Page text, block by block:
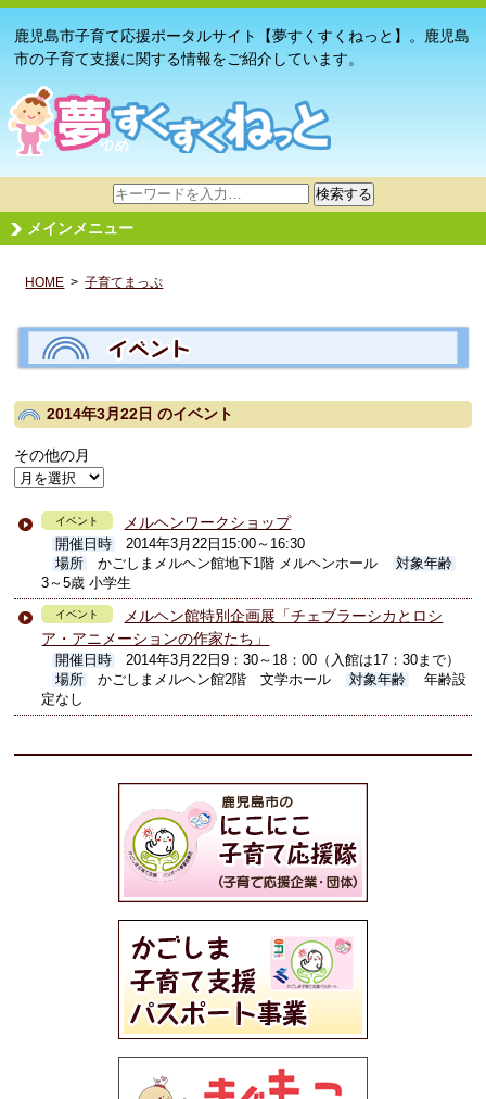
鹿児島市子育て応援ポータルサイト【夢すくすくねっと】。鹿児島
市の子育て支援に関する情報をご紹介しています。
サ
イ
ト
検
検索する
メインメニュー
HOME >子育てまっぷ
2014年3月22日のイベント
その他の月
イベント メルヘンワークショップ
開催日時
2014年3月22日15:00～16:30
場所
かごしまメルヘン館地下1階 メルヘンホール
対象年齢
3～5歳 小学生
イベント
メルヘン館特別企画展「チェブラーシカとロシ
ア・アニメーションの作家たち」
開催日時
2014年3月22日9：30～18：00（入館は17：30まで）
場所
かごしまメルヘン館2階 文学ホール 対象年齢
年齢設
定なし